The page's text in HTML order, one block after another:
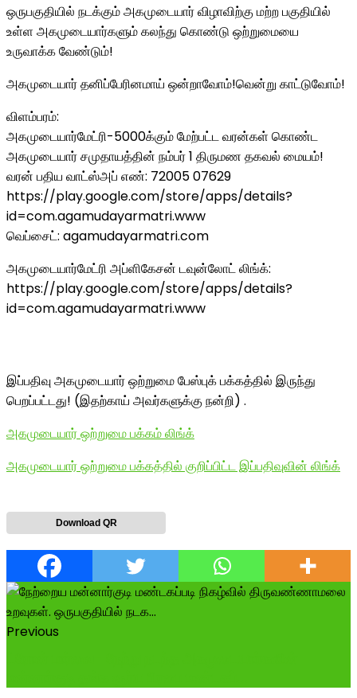
ஒருபகுதியில் நடக்கும் அகமுடையார் விழாவிற்கு மற்ற பகுதியில்
உள்ள அகமுடையார்களும் கலந்து கொண்டு ஒற்றுமையை
உருவாக்க வேண்டும்!
அகமுடையார் தனிப்பேரினமாய் ஒன்றாவோம்!வென்று காட்டுவோம்!
விளம்பரம்:
அகமுடையார்மேட்ரி-5000க்கும் மேற்பட்ட வரன்கள் கொண்ட
அகமுடையார் சமுதாயத்தின் நம்பர் 1 திருமண தகவல் மையம்!
வரன் பதிய வாட்ஸ்அப் எண்: 72005 07629
https://play.google.com/store/apps/details?
id=com.agamudayarmatri.www
வெப்சைட்: agamudayarmatri.com
அகமுடையார்மேட்ரி அப்ளிகேசன் டவுன்லோட் லிங்க்:
https://play.google.com/store/apps/details?
id=com.agamudayarmatri.www
இப்பதிவு அகமுடையார் ஒற்றுமை பேஸ்புக் பக்கத்தில் இருந்து
பெறப்பட்டது! (இதற்காய் அவர்களுக்கு நன்றி) .
அகமுடையார் ஒற்றுமை பக்கம் லிங்க்
அகமுடையார் ஒற்றுமை பக்கத்தில் குறிப்பிட்ட இப்பதிவுவின் லிங்க்
Download QR
Previous